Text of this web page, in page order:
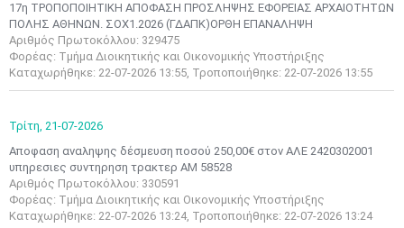
17η ΤΡΟΠΟΠΟΙΗΤΙΚΗ ΑΠΟΦΑΣΗ ΠΡΟΣΛΗΨΗΣ ΕΦΟΡΕΙΑΣ ΑΡΧΑΙΟΤΗΤΩΝ
ΠΟΛΗΣ ΑΘΗΝΩΝ. ΣΟΧ1.2026 (ΓΔΑΠΚ)ΟΡΘΗ ΕΠΑΝΑΛΗΨΗ
Αριθμός Πρωτοκόλλου: 329475
Φορέας: Τμήμα Διοικητικής και Οικονομικής Υποστήριξης
Καταχωρήθηκε: 22-07-2026 13:55, Τροποποιήθηκε: 22-07-2026 13:55
Τρίτη, 21-07-2026
Αποφαση αναληψης δέσμευση ποσού 250,00€ στον ΑΛΕ 2420302001
υπηρεσιες συντηρηση τρακτερ ΑΜ 58528
Αριθμός Πρωτοκόλλου: 330591
Φορέας: Τμήμα Διοικητικής και Οικονομικής Υποστήριξης
Καταχωρήθηκε: 22-07-2026 13:24, Τροποποιήθηκε: 22-07-2026 13:24